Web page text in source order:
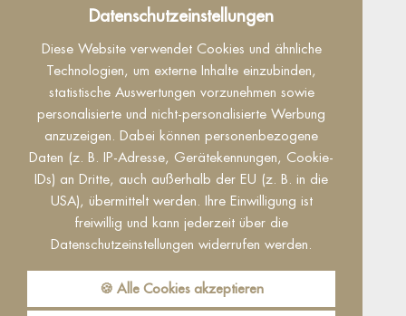
Datenschutzeinstellungen
Diese Website verwendet Cookies und ähnliche
Technologien, um externe Inhalte einzubinden,
statistische Auswertungen vorzunehmen sowie
personalisierte und nicht-personalisierte Werbung
anzuzeigen. Dabei können personenbezogene
Daten (z. B. IP-Adresse, Gerätekennungen, Cookie-
IDs) an Dritte, auch außerhalb der EU (z. B. in die
USA), übermittelt werden. Ihre Einwilligung ist
freiwillig und kann jederzeit über die
Datenschutzeinstellungen widerrufen werden.
🍪 Alle Cookies akzeptieren
Datenschutz
Dieser Inhalt ist nur sichtbar wenn Sie Cookies
von "Facebook" akzeptieren.
Akzeptieren Einstellungen
Reguest Messenger
Wenn Sie den Messenger nutzen möchten
müssen Sie die Cookies von Reguest